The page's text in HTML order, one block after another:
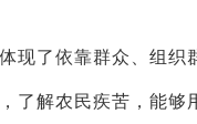
了依靠群众、组织
了解农民疾苦，能够